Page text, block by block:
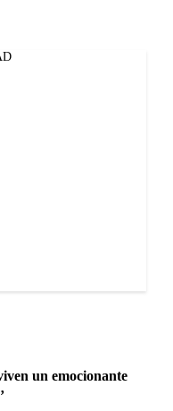
un emocionante